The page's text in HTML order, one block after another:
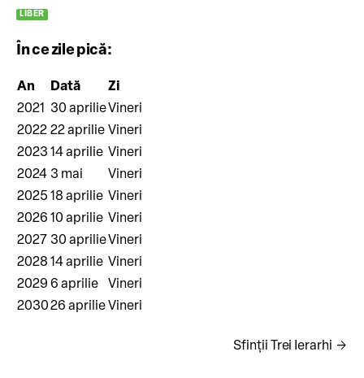
LIBER
În ce zile pică:
An Dată
Zi
2021
30 aprilie Vineri
2022 22 aprilie Vineri
2023 14 aprilie Vineri
2024 3 mai
Vineri
2025 18 aprilie Vineri
2026 10 aprilie Vineri
2027 30 aprilie Vineri
2028 14 aprilie Vineri
2029 6 aprilie
Vineri
203026 aprilie Vineri
Sfinții Trei Ierarhi arrow_forward